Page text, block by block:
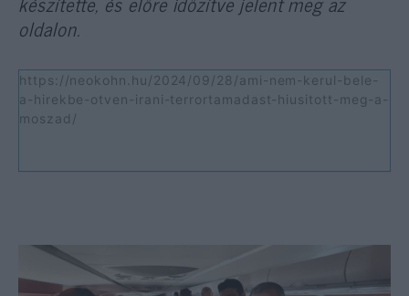
oldalon.
https://neokohn.hu/2024/09/28/ami-nem-kerul-bele-
a-hirekbe-otven-irani-terrortamadast-hiusitott-meg-a-
moszad/